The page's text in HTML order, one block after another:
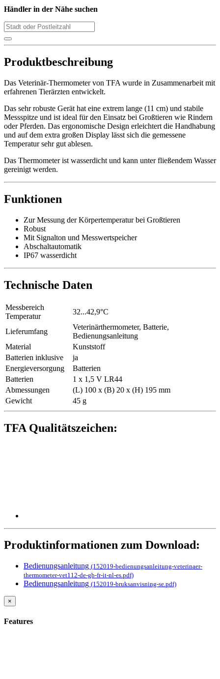
Händler in der Nähe suchen
Produktbeschreibung
Das Veterinär-Thermometer von TFA wurde in Zusammenarbeit mit
erfahrenen Tierärzten entwickelt.
Das sehr robuste Gerät hat eine extrem lange (11 cm) und stabile
Messspitze und ist ideal für den Einsatz bei Großtieren wie Rindern
oder Pferden. Das ergonomische Design erleichtert die Handhabung
und auf dem extra großen Display lässt sich die gemessene
Temperatur sehr gut ablesen.
Das Thermometer ist wasserdicht und kann unter fließendem Wasser
gereinigt werden.
Funktionen
Zur Messung der Körpertemperatur bei Großtieren
Robust
Mit Signalton und Messwertspeicher
Abschaltautomatik
IP67 wasserdicht
Technische Daten
Messbereich
Temperatur
32...42,9°C
Lieferumfang
Veterinärthermometer, Batterie,
Bedienungsanleitung
Material
Kunststoff
Batterien inklusive
ja
Energieversorgung
Batterien
Batterien
1 x 1,5 V LR44
Abmessungen
(L) 100 x (B) 20 x (H) 195 mm
Gewicht
45 g
TFA Qualitätszeichen:
Produktinformationen zum Download:
Bedienungsanleitung (152019-bedienungsanleitung-veterinaer-
thermometer-vet112-de-gb-fr-it-nl-es.pdf)
Bedienungsanleitung (152019-bruksanvisning-se.pdf)
×
Features